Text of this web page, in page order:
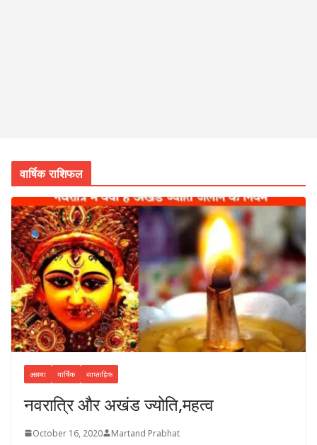
वार्षिक राशिफल
आस्था वार्षिक साप्ताहिक
नवरात्रि और अखंड ज्योति,महत्व
October 16, 2020 Martand Prabhat